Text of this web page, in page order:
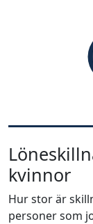
kvinnor
Hur stor är
personer som